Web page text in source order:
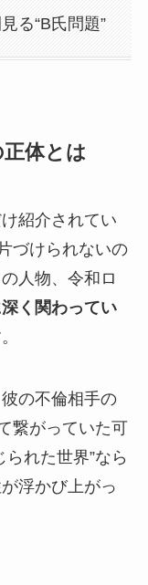
る“B氏問題”
体とは
紹介されてい
づけられないの
人物、令和ロ
く関わってい
の不倫相手の
繋がっていた可
れた世界”なら
浮かび上がっ